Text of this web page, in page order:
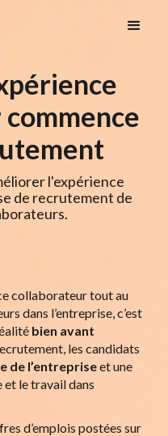
l'expérience
de recrutement de
collaborateur tout au
dans l’entreprise, c’est
bien avant
les candidats
de l’entrepriseet une
et le travail dans
d’emplois postées sur